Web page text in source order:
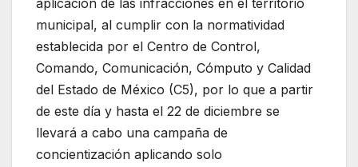
aplicación de las infracciones en el territorio
municipal, al cumplir con la normatividad
establecida por el Centro de Control,
Comando, Comunicación, Cómputo y Calidad
del Estado de México (C5), por lo que a partir
de este día y hasta el 22 de diciembre se
llevará a cabo una campaña de
concientización aplicando solo